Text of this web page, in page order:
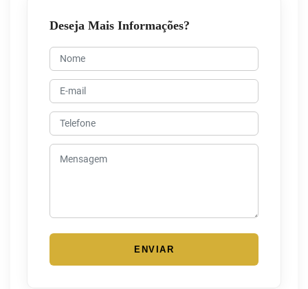
Deseja Mais Informações?
ENVIAR